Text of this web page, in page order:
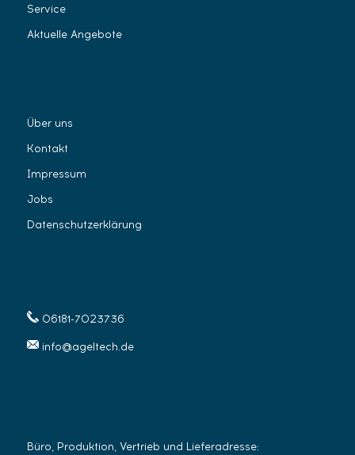
Service
Aktuelle Angebote
Über uns
Kontakt
Impressum
Jobs
Datenschutzerklärung
06181-7023736
info@ageltech.de
Büro, Produktion, Vertrieb und Lieferadresse: